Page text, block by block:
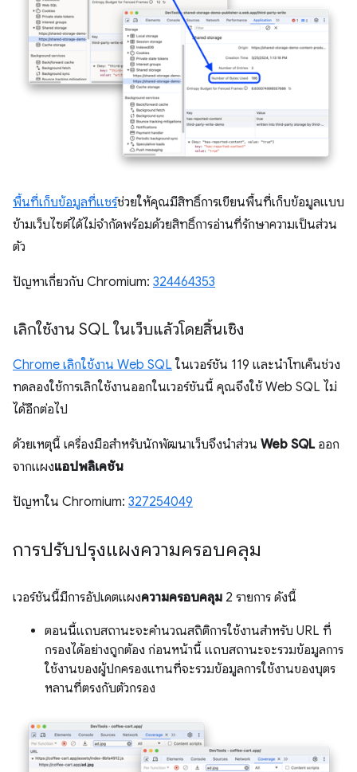
พื้นที่เก็บข้อมูลที่แชร์ช่วยให้คุณมีสิทธิ์การเขียนพื้นที่เก็บข้อมูลแบบ
ข้ามเว็บไซต์ได้ไม่จำกัดพร้อมด้วยสิทธิ์การอ่านที่รักษาความเป็นส่วน
ตัว
ปัญหาเกี่ยวกับ Chromium: 324464353
เลิกใช้งาน SQL ในเว็บแล้วโดยสิ้นเชิง
Chrome เลิกใช้งาน Web SQL ในเวอร์ชัน 119 และนำโทเค็นช่วง
ทดลองใช้การเลิกใช้งานออกในเวอร์ชันนี้ คุณจึงใช้ Web SQL ไม่
ได้อีกต่อไป
ด้วยเหตุนี้ เครื่องมือสำหรับนักพัฒนาเว็บจึงนำส่วน Web SQLออก
จากแผงแอปพลิเคชัน
ปัญหาใน Chromium: 327254049
การปรับปรุงแผงความครอบคลุม
เวอร์ชันนี้มีการอัปเดตแผงความครอบคลุม 2 รายการ ดังนี้
ตอนนี้แถบสถานะจะคำนวณสถิติการใช้งานสำหรับ URL ที่
กรองได้อย่างถูกต้อง ก่อนหน้านี้ แถบสถานะจะรวมข้อมูลการ
ใช้งานของผู้ปกครองแทนที่จะรวมข้อมูลการใช้งานของบุตร
หลานที่ตรงกับตัวกรอง